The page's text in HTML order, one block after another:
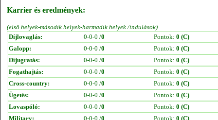
Karrier és eredmények:
(első helyek-második helyek-harmadik helyek /indulások)
Díjlovaglás:
0-0-0 /0 Pontok: 0 (C)
Galopp:
0-0-0 /0 Pontok: 0 (C)
Díjugratás:
0-0-0 /0 Pontok: 0 (C)
Fogathajtás:
0-0-0 /0 Pontok: 0 (C)
Cross-country:
0-0-0 /0 Pontok: 0 (C)
Ügetés:
0-0-0 /0 Pontok: 0 (C)
Lovaspóló:
0-0-0 /0 Pontok: 0 (C)
Military:
0-0-0 /0 Pontok: 0 (C)